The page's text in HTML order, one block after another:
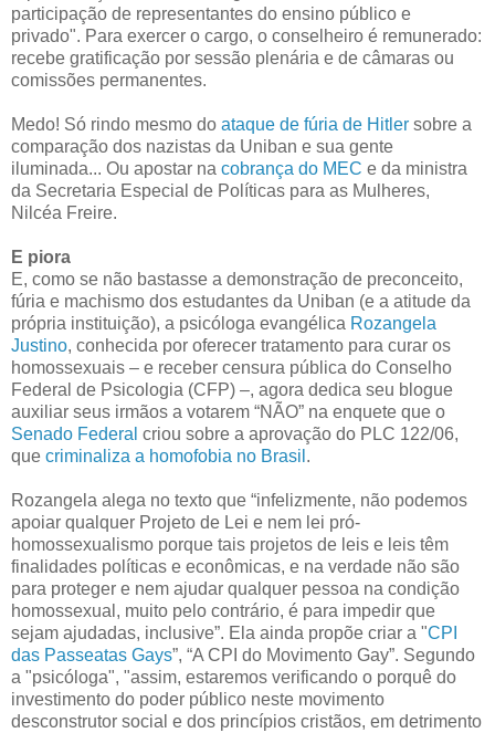
participação de representantes do ensino público e
privado". Para exercer o cargo, o conselheiro é remunerado:
recebe gratificação por sessão plenária e de câmaras ou
comissões permanentes.
Medo! Só rindo mesmo do ataque de fúria de Hitler sobre a
comparação dos nazistas da Uniban e sua gente
iluminada... Ou apostar na cobrança do MEC e da ministra
da Secretaria Especial de Políticas para as Mulheres,
Nilcéa Freire.
E piora
E, como se não bastasse a demonstração de preconceito,
fúria e machismo dos estudantes da Uniban (e a atitude da
própria instituição), a psicóloga evangélica Rozangela
Justino, conhecida por oferecer tratamento para curar os
homossexuais – e receber censura pública do Conselho
Federal de Psicologia (CFP) –, agora dedica seu blogue
auxiliar seus irmãos a votarem “NÃO” na enquete que o
Senado Federal criou sobre a aprovação do PLC 122/06,
que criminaliza a homofobia no Brasil .
Rozangela alega no texto que “infelizmente, não podemos
apoiar qualquer Projeto de Lei e nem lei pró-
homossexualismo porque tais projetos de leis e leis têm
finalidades políticas e econômicas, e na verdade não são
para proteger e nem ajudar qualquer pessoa na condição
homossexual, muito pelo contrário, é para impedir que
sejam ajudadas, inclusive”. Ela ainda propõe criar a "CPI
das Passeatas Gays”, “A CPI do Movimento Gay”. Segundo
a "psicóloga", "assim, estaremos verificando o porquê do
investimento do poder público neste movimento
desconstrutor social e dos princípios cristãos, em detrimento